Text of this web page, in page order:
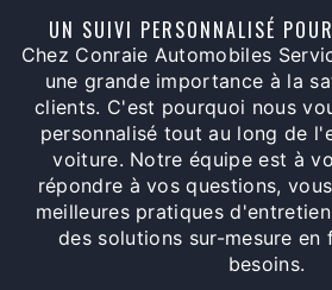
UN SUIVI PERSONNALISÉ
Chez Conraie Automobiles
une grande importance à la
clients. C'est pourquoi nous
personnalisé tout au long de
voiture. Notre équipe est à
répondre à vos questions,
meilleures pratiques
des solutions sur-mesure
besoins.